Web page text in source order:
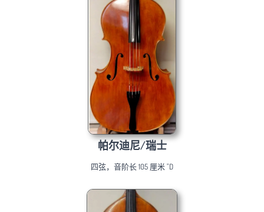
帕尔迪尼/瑞士
四弦，音阶长 105 厘米 "D